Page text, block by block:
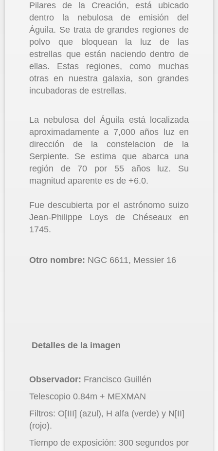
Pilares de la Creación, está ubicado
dentro la nebulosa de emisión del
Águila. Se trata de grandes regiones de
polvo que bloquean la luz de las
estrellas que están naciendo dentro de
ellas. Estas regiones, como muchas
otras en nuestra galaxia, son grandes
incubadoras de estrellas.
La nebulosa del Águila está localizada
aproximadamente a 7,000 años luz en
dirección de la constelacion de la
Serpiente. Se estima que abarca una
región de 70 por 55 años luz. Su
magnitud aparente es de +6.0.
Fue descubierta por el astrónomo suizo
Jean-Philippe Loys de Chéseaux en
1745.
Otro nombre: NGC 6611, Messier 16
Detalles de la imagen
Observador: Francisco Guillén
Telescopio 0.84m + MEXMAN
Filtros: O[III] (azul), H alfa (verde) y N[II]
(rojo).
Tiempo de exposición: 300 segundos por